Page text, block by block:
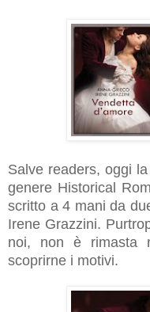
Salve readers, oggi
genere Historical
scritto a 4 mani da
Irene Grazzini.
noi, non è rimasta
scoprirne i motivi.